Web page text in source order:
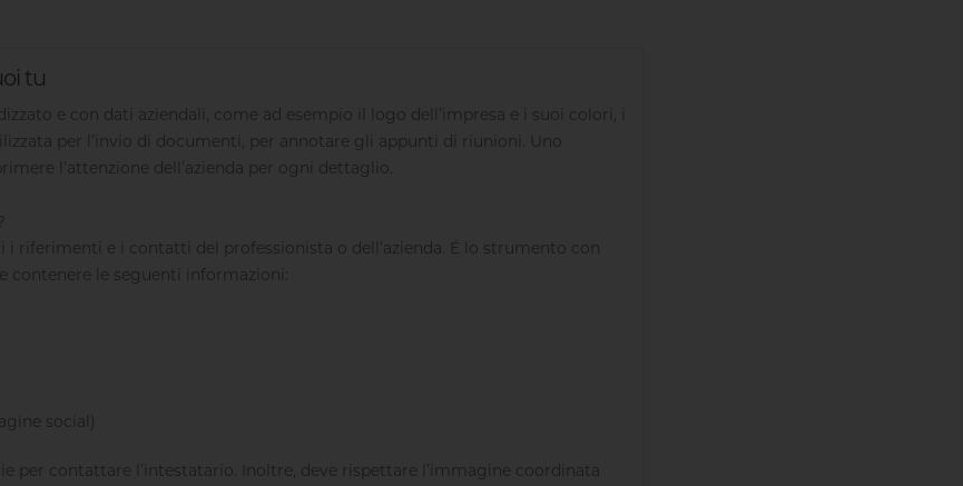
tu
e con dati aziendali, come ad esempio il logo dell’impresa e i suoi colori, i
per l’invio di documenti, per annotare gli appunti di riunioni. Uno
l’attenzione dell’azienda per ogni dettaglio.
riferimenti e i contatti del professionista o dell’azienda. É lo strumento con
contenere le seguenti informazioni:
social)
per contattare l’intestatario. Inoltre, deve rispettare l’immagine coordinata